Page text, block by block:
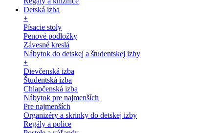
Detská izba
+
Písacie stoly
Penové podložky
Závesné kreslá
Nábytok do detskej a študentskej izby
+
Dievčenská izba
Študentská izba
Chlapčenská izba
Nábytok pre najmenších
Pre najmenších
Organizéry a skrinky do detskej izby
Regály a police